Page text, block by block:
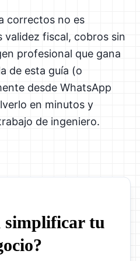
correctos no es
validez fiscal, cobros sin
profesional que gana
de esta guía (o
desde WhatsApp
en minutos y
de ingeniero.
simplificar tu